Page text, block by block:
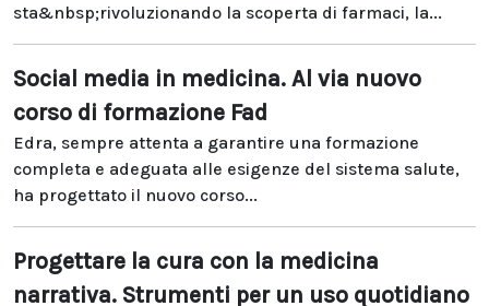
sta&nbsp;rivoluzionando la scoperta di farmaci, la...
Social media in medicina. Al via nuovo
corso di formazione Fad
Edra, sempre attenta a garantire una formazione
completa e adeguata alle esigenze del sistema salute,
ha progettato il nuovo corso...
Progettare la cura con la medicina
narrativa. Strumenti per un uso quotidiano